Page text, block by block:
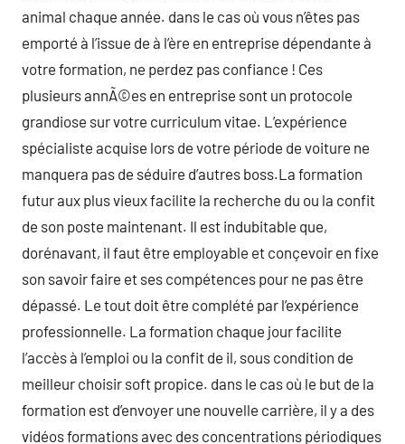
animal chaque année. dans le cas où vous n’êtes pas
emporté à l’issue de à l’ère en entreprise dépendante à
votre formation, ne perdez pas confiance ! Ces
plusieurs annÃ©es en entreprise sont un protocole
grandiose sur votre curriculum vitae. L’expérience
spécialiste acquise lors de votre période de voiture ne
manquera pas de séduire d’autres boss.La formation
futur aux plus vieux facilite la recherche du ou la confit
de son poste maintenant. Il est indubitable que,
dorénavant, il faut être employable et conçevoir en fixe
son savoir faire et ses compétences pour ne pas être
dépassé. Le tout doit être complété par l’expérience
professionnelle. La formation chaque jour facilite
l’accès à l’emploi ou la confit de il, sous condition de
meilleur choisir soft propice. dans le cas où le but de la
formation est d’envoyer une nouvelle carrière, il y a des
vidéos formations avec des concentrations périodiques